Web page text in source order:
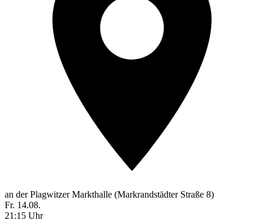
an der Plagwitzer Markthalle (Markrandstädter Straße 8)
Fr. 14.08.
21:15 Uhr